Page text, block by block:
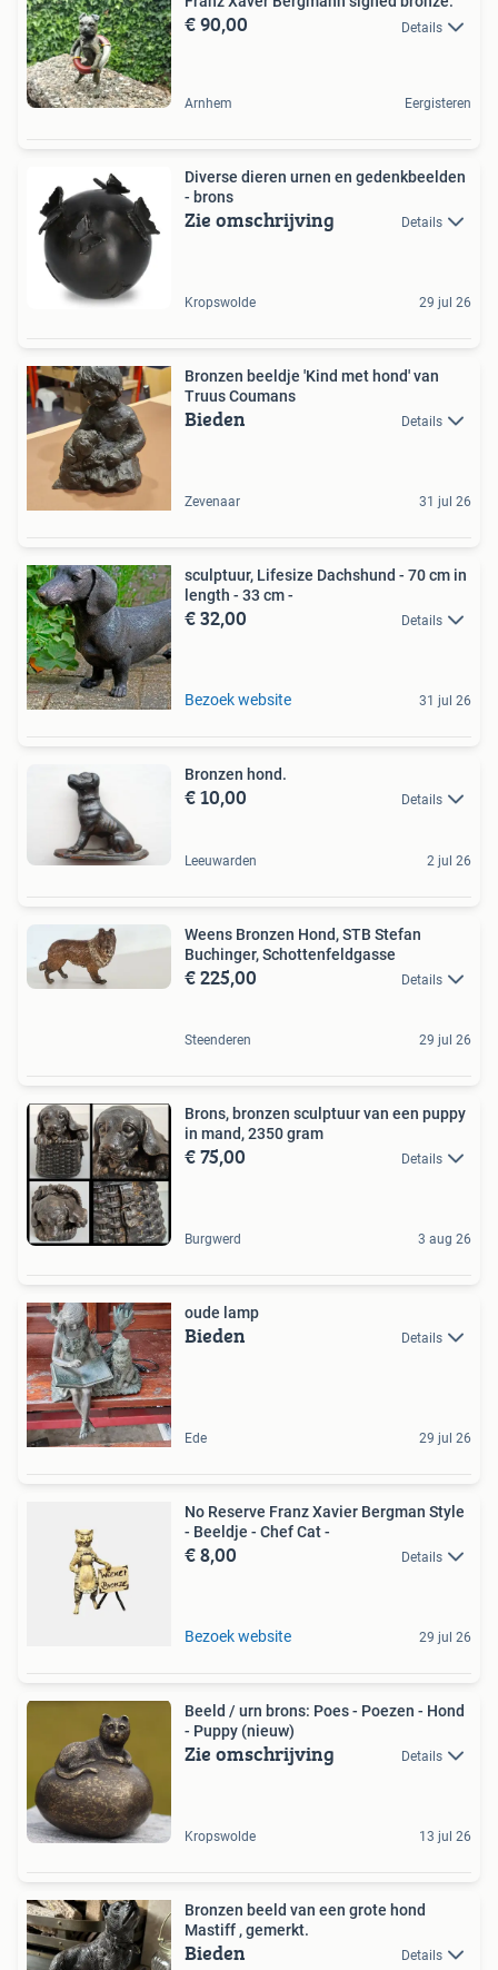
€ 90,00 Details
Arnhem Eergisteren
Diverse dieren urnen en gedenkbeelden
- brons
Zie omschrijving Details
Kropswolde 29 jul 26
Bronzen beeldje 'Kind met hond' van
Truus Coumans
Bieden Details
Zevenaar 31 jul 26
sculptuur, Lifesize Dachshund - 70 cm in
length - 33 cm -
€ 32,00 Details
Bezoek website 31 jul 26
Bronzen hond.
€ 10,00 Details
Leeuwarden 2 jul 26
Weens Bronzen Hond, STB Stefan
Buchinger, Schottenfeldgasse
€ 225,00 Details
Steenderen 29 jul 26
Brons, bronzen sculptuur van een puppy
in mand, 2350 gram
€ 75,00 Details
Burgwerd 3 aug 26
oude lamp
Bieden Details
Ede 29 jul 26
No Reserve Franz Xavier Bergman Style
- Beeldje - Chef Cat -
€ 8,00 Details
Bezoek website 29 jul 26
Beeld / urn brons: Poes - Poezen - Hond
- Puppy (nieuw)
Zie omschrijving Details
Kropswolde 13 jul 26
Bronzen beeld van een grote hond
Mastiff , gemerkt.
Bieden Details